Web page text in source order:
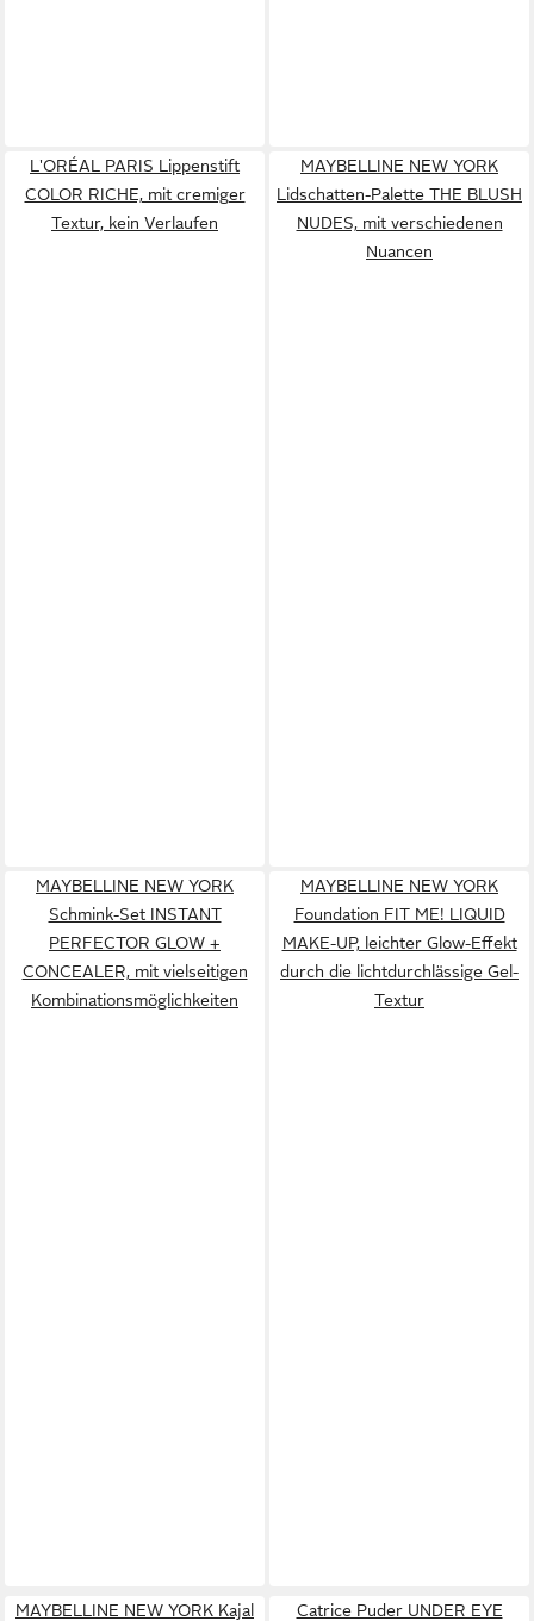
L'ORÉAL PARIS Lippenstift
COLOR RICHE, mit cremiger
Textur, kein Verlaufen
MAYBELLINE NEW YORK
Lidschatten-Palette THE BLUSH
NUDES, mit verschiedenen
Nuancen
MAYBELLINE NEW YORK
Schmink-Set INSTANT
PERFECTOR GLOW +
CONCEALER, mit vielseitigen
Kombinationsmöglichkeiten
MAYBELLINE NEW YORK
Foundation FIT ME! LIQUID
MAKE-UP, leichter Glow-Effekt
durch die lichtdurchlässige Gel-
Textur
MAYBELLINE NEW YORK Kajal
Catrice Puder UNDER EYE